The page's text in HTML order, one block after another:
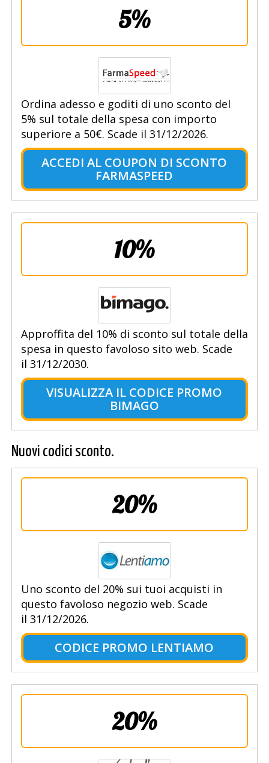
5%
Ordina adesso e goditi di uno sconto del
5% sul totale della spesa con importo
superiore a 50€. Scade il 31/12/2026.
ACCEDI AL COUPON DI SCONTO
FARMASPEED
10%
Approffita del 10% di sconto sul totale della
spesa in questo favoloso sito web. Scade
il 31/12/2030.
VISUALIZZA IL CODICE PROMO
BIMAGO
Nuovi codici sconto.
20%
Uno sconto del 20% sui tuoi acquisti in
questo favoloso negozio web. Scade
il 31/12/2026.
CODICE PROMO LENTIAMO
20%